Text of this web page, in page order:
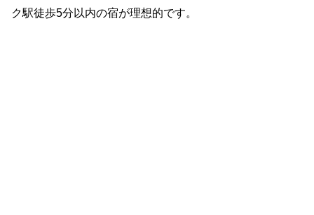
ク駅徒歩5分以内の宿が理想的です。